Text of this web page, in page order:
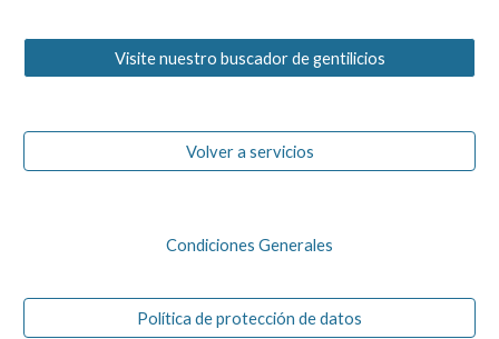
Visite nuestro buscador de gentilicios
Volver a servicios
Condiciones Generales
Política de protección de datos